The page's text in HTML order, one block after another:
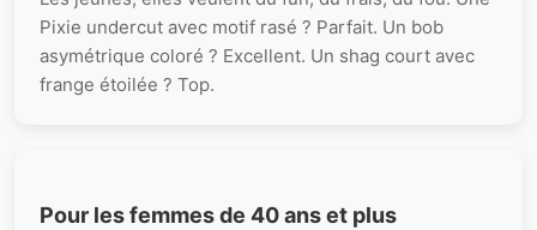
Pixie undercut avec motif rasé ? Parfait. Un bob
asymétrique coloré ? Excellent. Un shag court avec
frange étoilée ? Top.
Pour les femmes de 40 ans et plus